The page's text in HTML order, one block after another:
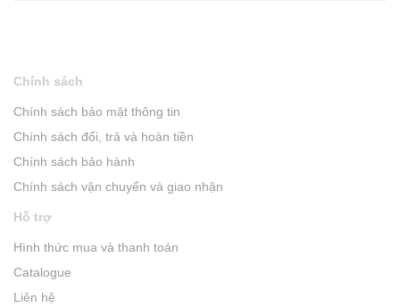
Chính sách
Chính sách bảo mật thông tin
Chính sách đổi, trả và hoàn tiền
Chính sách bảo hành
Chính sách vận chuyển và giao nhận
Hỗ trợ
Hình thức mua và thanh toán
Catalogue
Liên hệ